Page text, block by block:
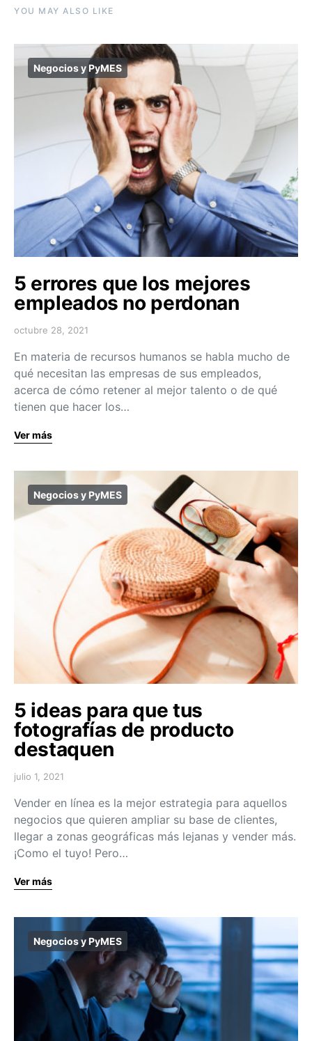
YOU MAY ALSO LIKE
Negocios y PyMES
5 errores que los mejores
empleados no perdonan
octubre 28, 2021
En materia de recursos humanos se habla mucho de
qué necesitan las empresas de sus empleados,
acerca de cómo retener al mejor talento o de qué
tienen que hacer los…
Ver más
Negocios y PyMES
5 ideas para que tus
fotografías de producto
destaquen
julio 1, 2021
Vender en línea es la mejor estrategia para aquellos
negocios que quieren ampliar su base de clientes,
llegar a zonas geográficas más lejanas y vender más.
¡Como el tuyo! Pero…
Ver más
Negocios y PyMES